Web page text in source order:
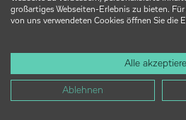
großartiges Webseiten-Erlebnis zu bieten.
von uns verwendeten Cookies öffnen Sie die
Alle
Ablehnen